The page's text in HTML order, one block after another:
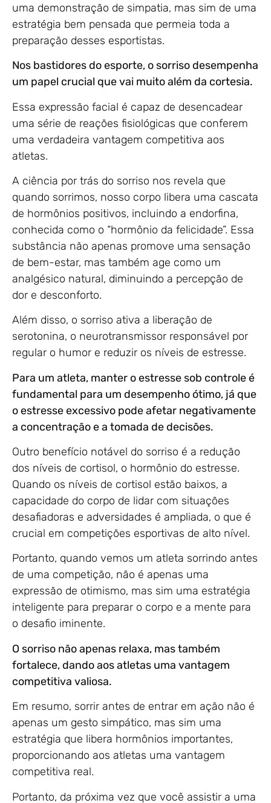
uma demonstração de simpatia, mas sim de uma
estratégia bem pensada que permeia toda a
preparação desses esportistas.
Nos bastidores do esporte, o sorriso desempenha
um papel crucial que vai muito além da cortesia.
Essa expressão facial é capaz de desencadear
uma série de reações fisiológicas que conferem
uma verdadeira vantagem competitiva aos
atletas.
A ciência por trás do sorriso nos revela que
quando sorrimos, nosso corpo libera uma cascata
de hormônios positivos, incluindo a endorfina,
conhecida como o “hormônio da felicidade”. Essa
substância não apenas promove uma sensação
de bem-estar, mas também age como um
analgésico natural, diminuindo a percepção de
dor e desconforto.
Além disso, o sorriso ativa a liberação de
serotonina, o neurotransmissor responsável por
regular o humor e reduzir os níveis de estresse.
Para um atleta, manter o estresse sob controle é
fundamental para um desempenho ótimo, já que
o estresse excessivo pode afetar negativamente
a concentração e a tomada de decisões.
Outro benefício notável do sorriso é a redução
dos níveis de cortisol, o hormônio do estresse.
Quando os níveis de cortisol estão baixos, a
capacidade do corpo de lidar com situações
desafiadoras e adversidades é ampliada, o que é
crucial em competições esportivas de alto nível.
Portanto, quando vemos um atleta sorrindo antes
de uma competição, não é apenas uma
expressão de otimismo, mas sim uma estratégia
inteligente para preparar o corpo e a mente para
o desafio iminente.
O sorriso não apenas relaxa, mas também
fortalece, dando aos atletas uma vantagem
competitiva valiosa.
Em resumo, sorrir antes de entrar em ação não é
apenas um gesto simpático, mas sim uma
estratégia que libera hormônios importantes,
proporcionando aos atletas uma vantagem
competitiva real.
Portanto, da próxima vez que você assistir a uma